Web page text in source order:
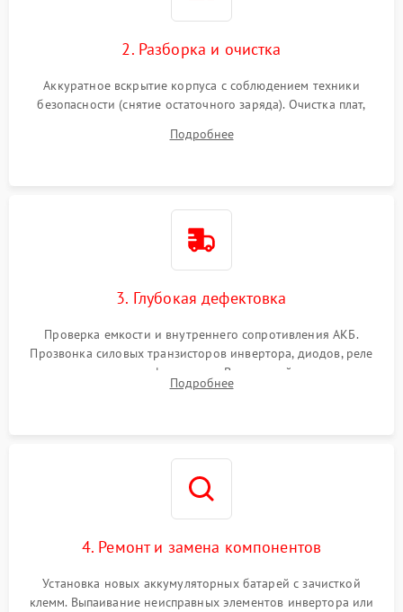
2. Разборка и очистка
Аккуратное вскрытие корпуса с соблюдением техники
безопасности (снятие остаточного заряда). Очистка плат,
и кистей для предотвращения перегрева и замыканий.
Подробнее
3. Глубокая дефектовка
Проверка емкости и внутреннего сопротивления АКБ.
Прозвонка силовых транзисторов инвертора, диодов, реле
переключения и трансформатора. Визуальный поиск вздутых
конденсаторов и прогаров на печатной плате.
Подробнее
4. Ремонт и замена компонентов
Установка новых аккумуляторных батарей с зачисткой
клемм. Выпаивание неисправных элементов инвертора или